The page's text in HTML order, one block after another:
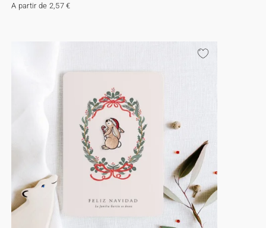
A partir de 2,57 €